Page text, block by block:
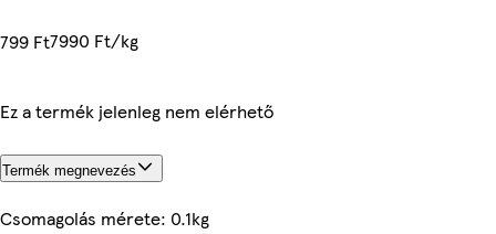
799 Ft7990 Ft/kg
Ez a termék jelenleg nem elérhető
Termék megnevezés
Csomagolás mérete: 0.1kg